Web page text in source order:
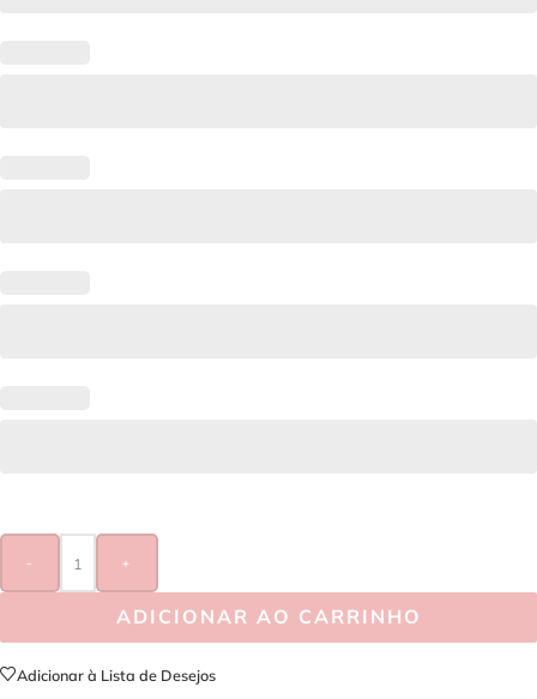
- +
ADICIONAR AO CARRINHO
Adicionar à Lista de Desejos